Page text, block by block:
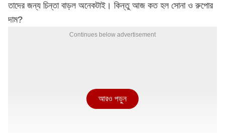
তাদের জন্য চিন্তা বাড়ল অনেকটাই। কিন্তু আজ কত হল সোনা ও রুপোর
দাম?
Continues below advertisement
আরও পড়ুন